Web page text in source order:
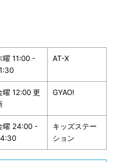
曜 11:00 -
AT-X
曜 12:00 更
GYAO!
曜 24:00 -
キッズステー
ション